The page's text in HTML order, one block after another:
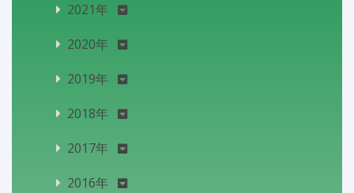
2021年
2020年
2019年
2018年
2017年
2016年